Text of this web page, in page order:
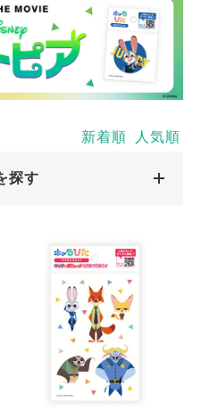
新着順 人気順
探す
リントシート